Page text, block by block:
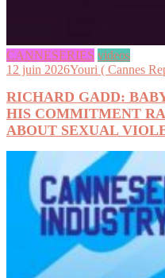
CANNESERIES videos
12 juin 2026Youri ( Cannes
RICHARD GADD:
HIS COMMITMENT
ABOUT SEXUAL